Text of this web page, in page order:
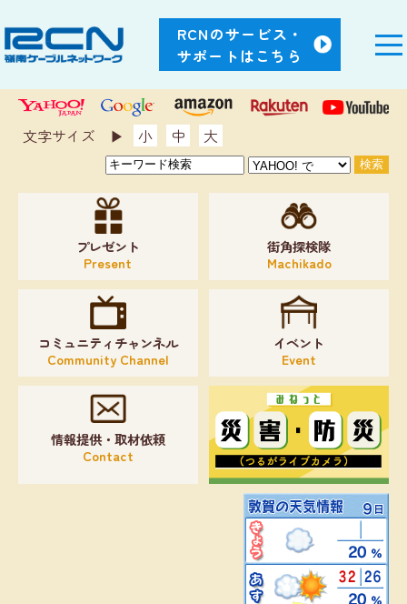
RCNのサービス・
サポートはこちら
文字サイズ ▶︎ 小 中 大
プレゼント
Present
街角探検隊
Machikado
コミュニティチャンネル
Community Channel
イベント
Event
情報提供・取材依頼
Contact